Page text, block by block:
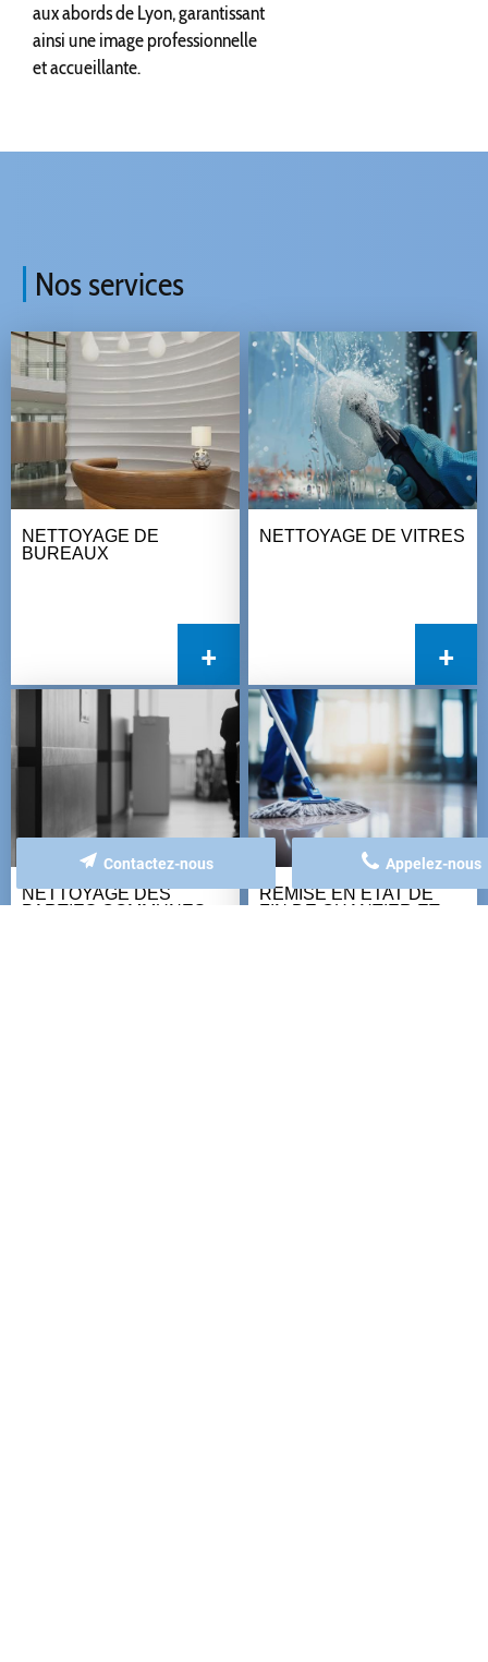
aux abords de Lyon, garantissant
ainsi une image professionnelle
et accueillante.
Nos services
NETTOYAGE DE
BUREAUX
+
NETTOYAGE DE VITRES
+
NETTOYAGE DES
PARTIES COMMUNES
REMISE EN ÉTAT DE
FIN DE CHANTIER ET
Appelez-nous
Contactez-nous